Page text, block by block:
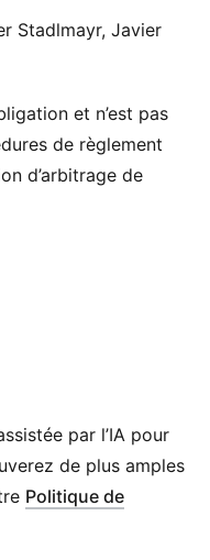
Stadlmayr, Javier
et n’est pas
de règlement
d’arbitrage de
par l’IA pour
de plus amples
Politique de